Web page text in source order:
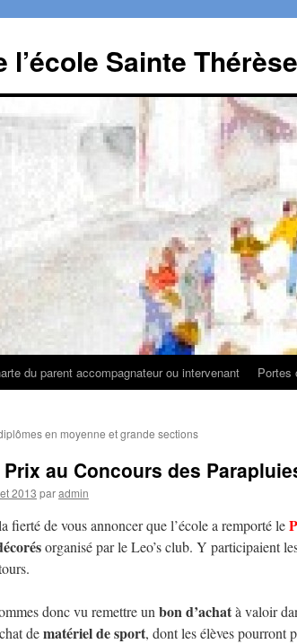
l’école Sainte Thérèse
du parent accompagnateur ou intervenant Portes
en moyenne et grande sections
au Concours des
2013 paradmin
fierté de vous annoncer que l’école a remporté le
organisé par le Leo’s club. Y participaient
donc vu remettre un bon d’achatà valoir
dematériel de sport, dont les élèves pourront